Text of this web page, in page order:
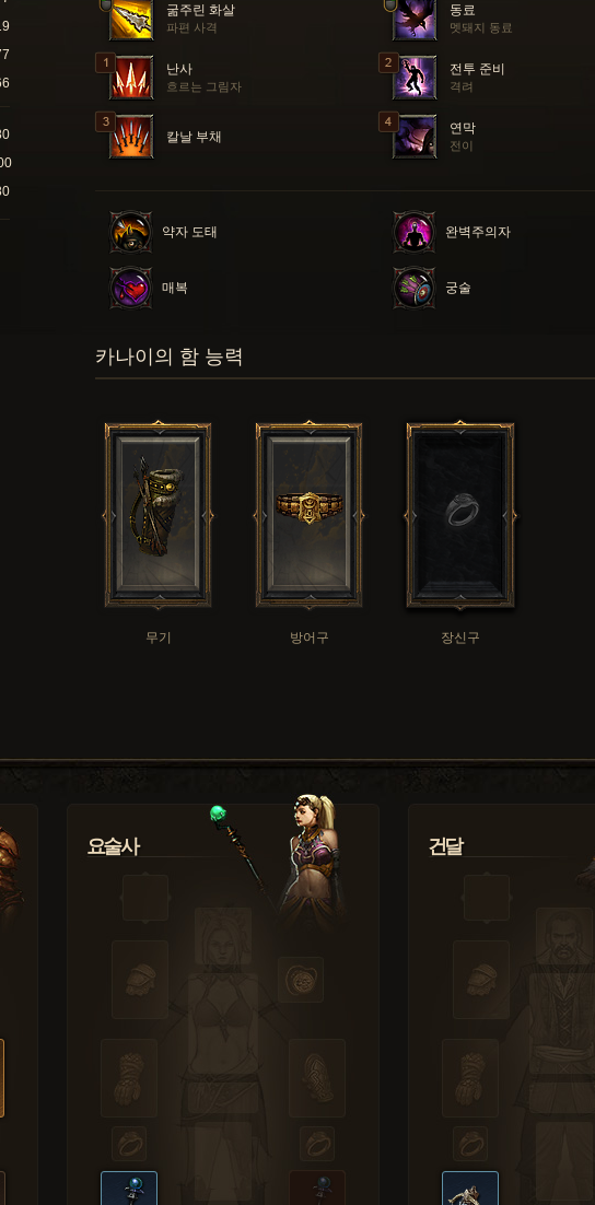
굶주린 화살
파편 사격
동료
멧돼지 동료
난사
흐르는 그림자
전투 준비
격려
칼날 부채
연막
전이
약자 도태 완벽주의자
매복 궁술
카나이의 함 능력
무기 방어구 장신구
요술사 건달